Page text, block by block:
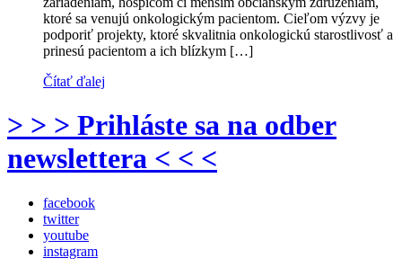
ktoré sa venujú onkologickým pacientom. Cieľom výzvy je
podporiť projekty, ktoré skvalitnia onkologickú starostlivosť a
prinesú pacientom a ich blízkym […]
Čítať ďalej
> > > Prihláste sa na odber
newslettera < < <
facebook
twitter
youtube
instagram